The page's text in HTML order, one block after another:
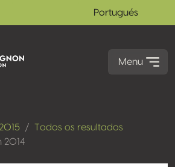
Portugués
Menu
Todos os resultados
2014